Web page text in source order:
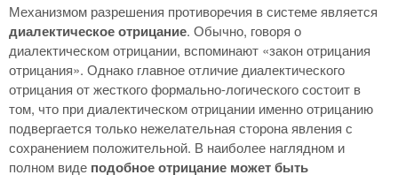
Механизмом разрешения противоречия в системе является
диалектическое отрицание. Обычно, говоря о
диалектическом отрицании, вспоминают «закон отрицания
отрицания». Однако главное отличие диалектического
отрицания от жесткого формально-логического состоит в
том, что при диалектическом отрицании именно отрицанию
подвергается только нежелательная сторона явления с
сохранением положительной. В наиболее наглядном и
полном виде подобное отрицание может быть